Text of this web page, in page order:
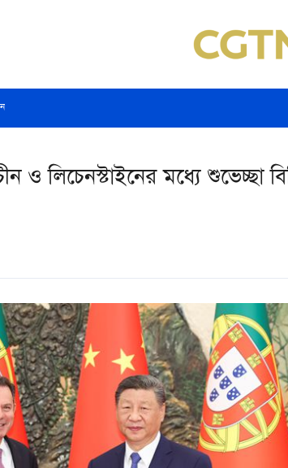
লিচেনস্টাইনের মধ্যে শুভেচ্ছা